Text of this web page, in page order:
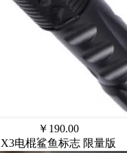
￥ 190.00
X3电棍鲨鱼标志 限量版